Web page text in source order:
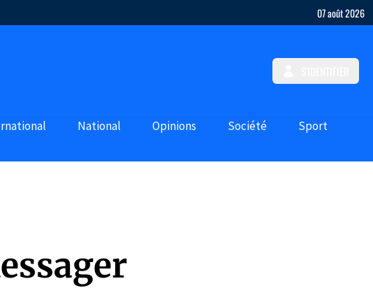
07 août 2026
National Opinions Société Sport